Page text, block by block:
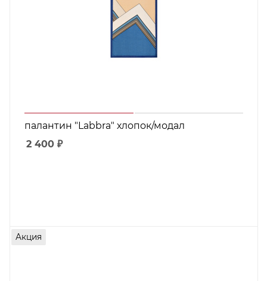
палантин "Labbra" хлопок/модал
2 400 ₽
Акция